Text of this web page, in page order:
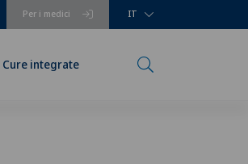
Per i medici IT
Cure integrate